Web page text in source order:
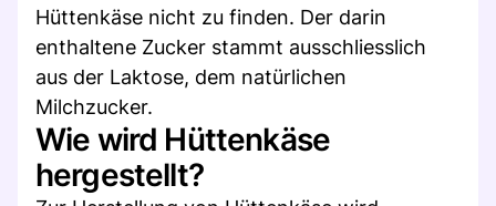
Hüttenkäse nicht zu finden. Der darin
enthaltene Zucker stammt ausschliesslich
aus der Laktose, dem natürlichen
Milchzucker.
Wie wird Hüttenkäse
hergestellt?